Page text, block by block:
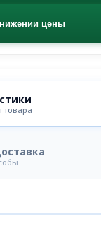
цены
товара